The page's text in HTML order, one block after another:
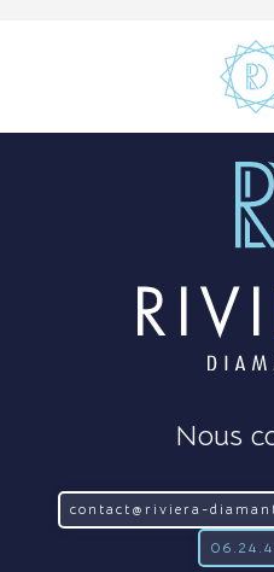
Nous
contact@riviera-